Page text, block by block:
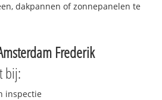
dakpannen of zonnepanelen te
Frederik
bij:
inspectie